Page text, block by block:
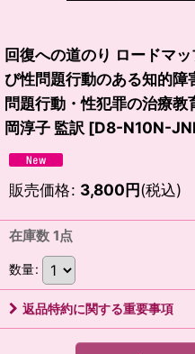
回復への道のり ロードマ
び性問題行動のある知的
問題行動・性犯罪の治療
岡淳子 監訳 [D8-N10N-
販売価格: 3,800円(税込)
在庫数 1点
数量:
返品特約に関する重要事項